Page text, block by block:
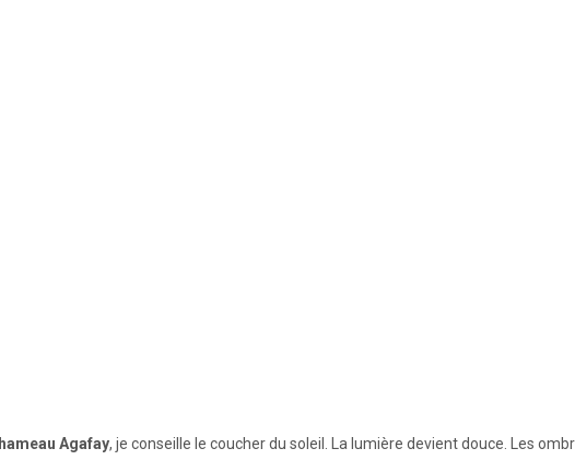
Agafay, je conseille le coucher du soleil. La lumière devient douce. Les